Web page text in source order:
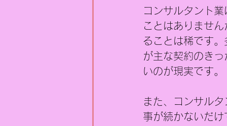
コンサルタント
ことはありませ
ることは稀です
が主な契約のき
いのが現実です。
また、コンサル
事が続かないだ